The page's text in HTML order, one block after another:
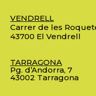
VENDRELL
Carrer de les
43700 El Vendrell
TARRAGONA
Pg. d’Andorra, 7
43002 Tarragona